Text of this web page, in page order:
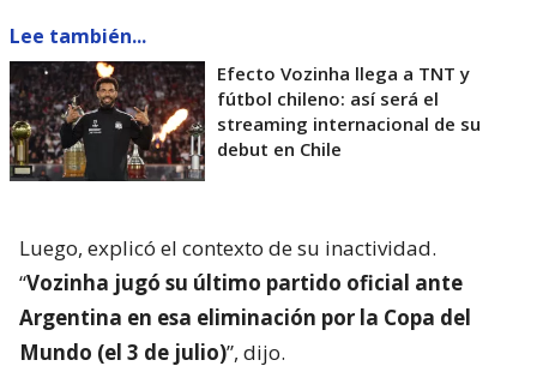
Lee también...
Efecto Vozinha llega a TNT y
fútbol chileno: así será el
streaming internacional de su
debut en Chile
Luego, explicó el contexto de su inactividad.
“Vozinha jugó su último partido oficial ante
Argentina en esa eliminación por la Copa del
Mundo (el 3 de julio)”, dijo.